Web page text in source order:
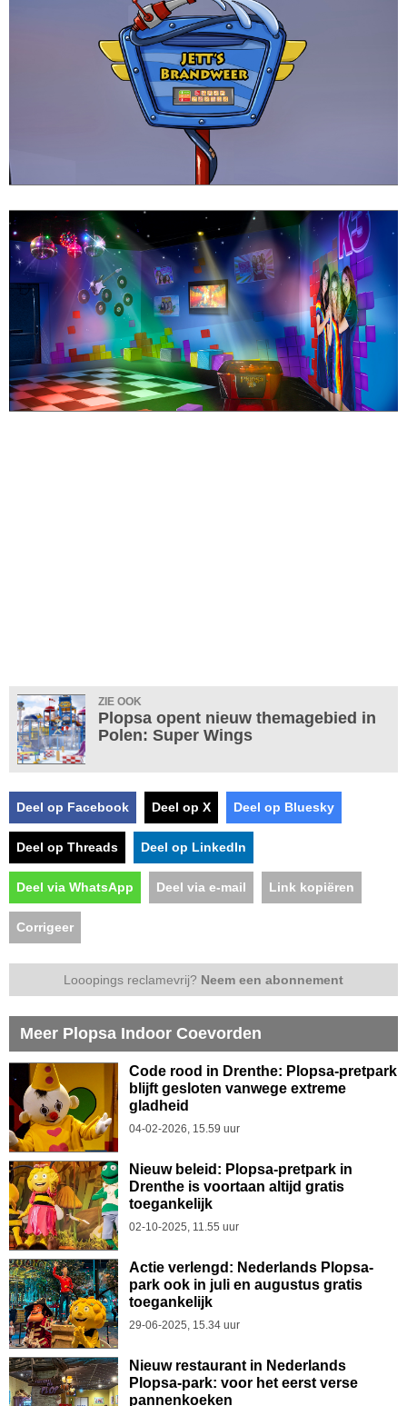
ZIE OOK
Plopsa opent nieuw themagebied in
Polen: Super Wings
Deel op Facebook Deel op X Deel op Bluesky
Deel op Threads Deel op LinkedIn
Deel via WhatsApp Deel via e-mail Link kopiëren
Corrigeer
Looopings reclamevrij? Neem een abonnement
Meer Plopsa Indoor Coevorden
Code rood in Drenthe: Plopsa-pretpark
blijft gesloten vanwege extreme
gladheid
04-02-2026, 15.59 uur
Nieuw beleid: Plopsa-pretpark in
Drenthe is voortaan altijd gratis
toegankelijk
02-10-2025, 11.55 uur
Actie verlengd: Nederlands Plopsa-
park ook in juli en augustus gratis
toegankelijk
29-06-2025, 15.34 uur
Nieuw restaurant in Nederlands
Plopsa-park: voor het eerst verse
pannenkoeken